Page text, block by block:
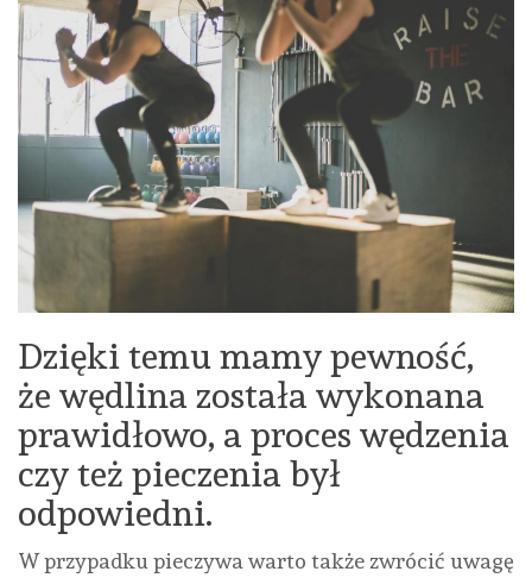
Dzięki temu mamy pewność,
że wędlina została wykonana
prawidłowo, a proces wędzenia
czy też pieczenia był
odpowiedni.
W przypadku pieczywa warto także zwrócić uwagę